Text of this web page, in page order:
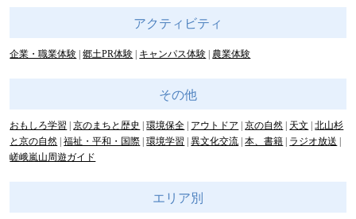
アクティビティ
企業・職業体験 郷土PR体験 キャンパス体験 農業体験
その他
おもしろ学習 京のまちと歴史 環境保全 アウトドア 京の自然 天文
北山杉
と京の自然 福祉・平和・国際 環境学習 異文化交流 本、書籍
ラジオ放送
嵯峨嵐山周遊ガイド
エリア別